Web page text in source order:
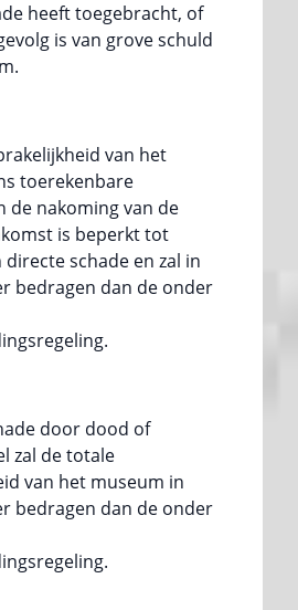
heeft toegebracht, of
is van grove schuld
van het
toerekenbare
de nakoming van de
is beperkt tot
schade en zal in
bedragen dan de onder
door dood of
zal de totale
van het museum in
bedragen dan de onder